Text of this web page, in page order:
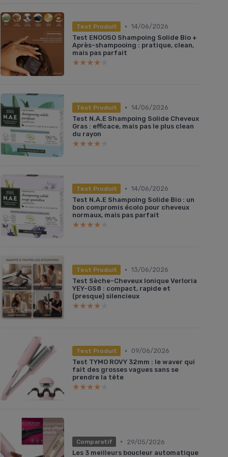
Test Produit • 14/06/2026
Test ENOOSO Shampoing Solide Bio +
Après-shampooing : pratique, clean,
mais pas parfait
★★★★★
★★★★★
Test Produit • 14/06/2026
Test N.A.E Shampoing Solide Cheveux
Gras : efficace, mais pas le plus clean
du rayon
★★★★★
★★★★★
Test Produit • 14/06/2026
Test N.A.E Shampoing Solide Bio : un
bon compromis écolo pour cheveux
normaux, mais pas parfait
★★★★★
★★★★★
Test Produit • 13/06/2026
Test Sèche-Cheveux Ionique Verloria
YEY-GS8 : compact, rapide et
(presque) silencieux
★★★★★
★★★★★
Test Produit •
09/06/2026
Test TYMO ROVY 32mm : le waver qui
fait des grosses vagues sans se
prendre la tête
★★★★★
★★★★★
Comparatif •
29/05/2026
Les 3 meilleurs boucleur automatique